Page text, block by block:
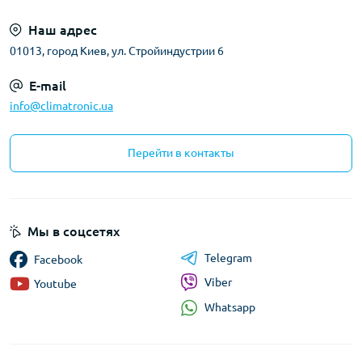
Наш адрес
01013, город Киев, ул. Стройиндустрии 6
E-mail
info@climatronic.ua
Перейти в контакты
Мы в соцсетях
Facebook
Youtube
Telegram
Viber
Whatsapp